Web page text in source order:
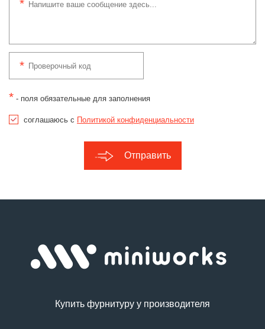
* - поля обязательные для заполнения
соглашаюсь с Политикой конфиденциальности
Отправить
Купить фурнитуру у производителя